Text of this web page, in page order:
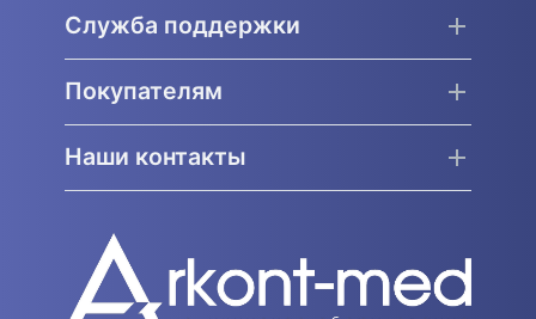
Служба поддержки
Покупателям
Наши контакты